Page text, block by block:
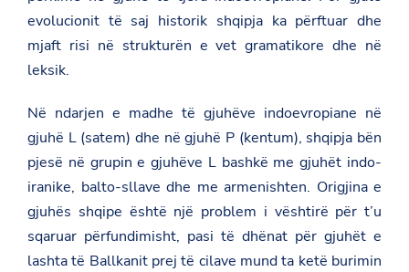
evolucionit të saj historik shqipja ka përftuar dhe
mjaft risi në strukturën e vet gramatikore dhe në
leksik.
Në ndarjen e madhe të gjuhëve indoevropiane në
gjuhë L (satem) dhe në gjuhë P (kentum), shqipja bën
pjesë në grupin e gjuhëve L bashkë me gjuhët indo-
iranike, balto-sllave dhe me armenishten. Origjina e
gjuhës shqipe është një problem i vështirë për t’u
sqaruar përfundimisht, pasi të dhënat për gjuhët e
lashta të Ballkanit prej të cilave mund ta ketë burimin